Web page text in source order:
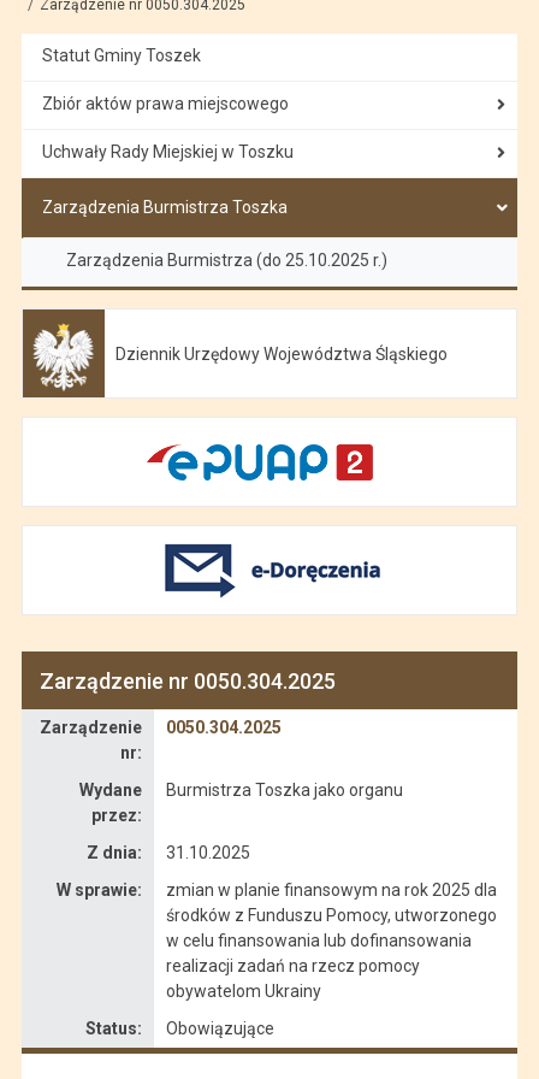
Zarządzenie nr 0050.304.2025
Statut Gminy Toszek
Zbiór aktów prawa miejscowego
Uchwały Rady Miejskiej w Toszku
Zarządzenia Burmistrza Toszka
Zarządzenia Burmistrza (do 25.10.2025 r.)
Dziennik Urzędowy Województwa Śląskiego
Zarządzenie nr 0050.304.2025
Zarządzenie
nr:
0050.304.2025
Wydane
przez:
Burmistrza Toszka jako organu
Z dnia:
31.10.2025
W sprawie:
zmian w planie finansowym na rok 2025 dla
środków z Funduszu Pomocy, utworzonego
w celu finansowania lub dofinansowania
realizacji zadań na rzecz pomocy
obywatelom Ukrainy
Status:
Obowiązujące